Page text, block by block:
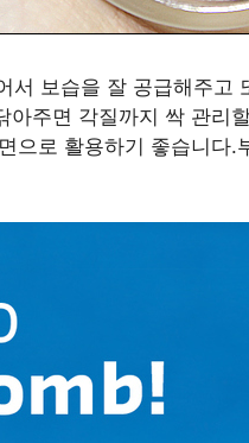
서 보습을 잘 공급해주고
주면 각질까지 싹 관리
으로 활용하기 좋습니다.